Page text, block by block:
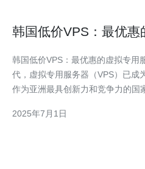
韩国低价VPS：最优惠
韩国低价VPS：最优惠的虚拟专用服务器选择
代，虚拟专用服务器（VPS）已成
作为亚洲最具创新力和竞争力的国
拟专用服务器选择。 VPS是一种虚拟化技术，可以将一台物理服
2025年7月1日